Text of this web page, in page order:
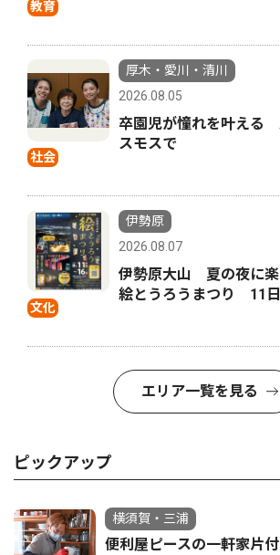
教育
社会
厚木・愛川・清川
2026.08.05
卒園児が憧れを叶える
スモスで
文化
伊勢原
2026.08.07
伊勢原大山 夏の夜に
絵とうろうまつり 11
エリア一覧を見る
ピックアップ
横須賀・三浦
便利屋ピースの一軒家片